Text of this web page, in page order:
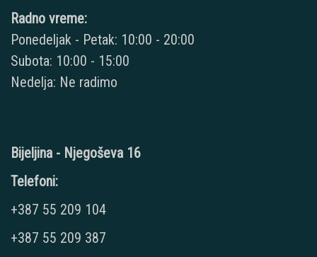
Radno vreme:
Ponedeljak - Petak: 10:00 - 20:00
Subota: 10:00 - 15:00
Nedelja: Ne radimo
Bijeljina - Njegoševa 16
Telefoni:
+387 55 209 104
+387 55 209 387